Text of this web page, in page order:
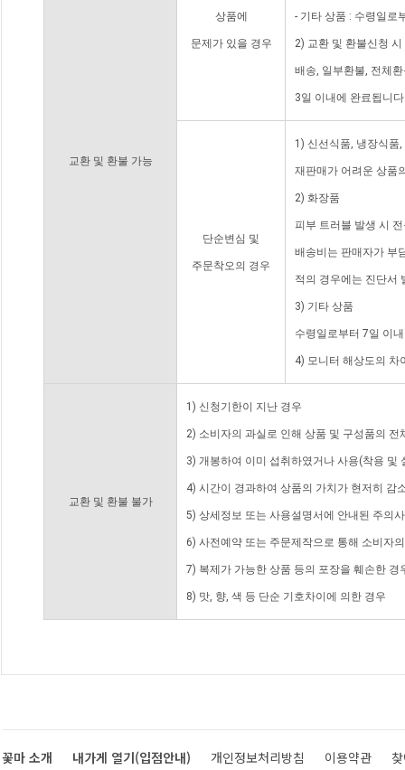
교환 및 환불 가능
상품에
문제가 있을 경우
- 기타 상품 : 수령일로
2) 교환 및 환불신청
배송, 일부환불, 전체
3일 이내에 완료됩니
단순변심 및
주문착오의 경우
1) 신선식품, 냉장식품
재판매가 어려운 상품
2) 화장품
피부 트러블 발생 시
배송비는 판매자가 부
적의 경우에는 진단서
3) 기타 상품
수령일로부터 7일 이
4) 모니터 해상도의 차
교환 및 환불 불가
1) 신청기한이 지난 경우
2) 소비자의 과실로 인해 상품 및 구성품의
3) 개봉하여 이미 섭취하였거나 사용(착용 및
4) 시간이 경과하여 상품의 가치가 현저히 감
5) 상세정보 또는 사용설명서에 안내된 주의
6) 사전예약 또는 주문제작으로 통해 소비자
7) 복제가 가능한 상품 등의 포장을 훼손한 경
8) 맛, 향, 색 등 단순 기호차이에 의한 경우
꽃마 소개 내가게 열기(입점안내) 개인정보처리방침 이용약관